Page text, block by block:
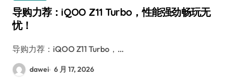
导购力荐：iQOO Z11 Turbo，性能强劲畅玩无
忧！
导购力荐：iQOO Z11 Turbo，…
dawei 6 月 17, 2026